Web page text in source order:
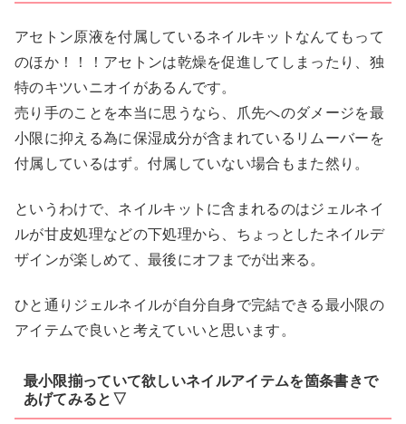
アセトン原液を付属しているネイルキットなんてもって
のほか！！！アセトンは乾燥を促進してしまったり、独
特のキツいニオイがあるんです。
売り手のことを本当に思うなら、爪先へのダメージを最
小限に抑える為に保湿成分が含まれているリムーバーを
付属しているはず。付属していない場合もまた然り。
というわけで、ネイルキットに含まれるのはジェルネイ
ルが甘皮処理などの下処理から、ちょっとしたネイルデ
ザインが楽しめて、最後にオフまでが出来る。
ひと通りジェルネイルが自分自身で完結できる最小限の
アイテムで良いと考えていいと思います。
最小限揃っていて欲しいネイルアイテムを箇条書きで
あげてみると▽